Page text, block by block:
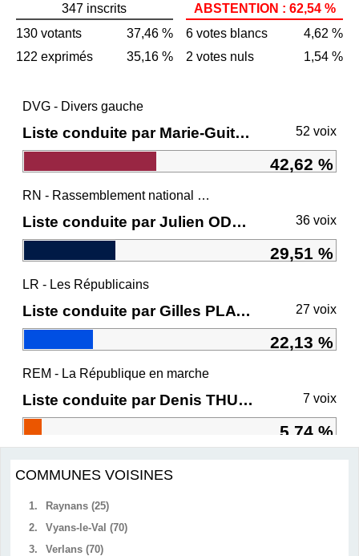
347 inscrits
130 votants
37,46 %
122 exprimés
35,16 %
ABSTENTION : 62,54 %
6 votes blancs
4,62 %
2 votes nuls
1,54 %
DVG - Divers gauche
Liste conduite par Marie-Guite DUFAY 52 voix
42,62 %
RN - Rassemblement national et ses alliés
Liste conduite par Julien ODOUL 36 voix
29,51 %
LR - Les Républicains
Liste conduite par Gilles PLATRET 27 voix
22,13 %
REM - La République en marche
Liste conduite par Denis THURIOT 7 voix
5,74 %
COMMUNES VOISINES
1.
Raynans (25)
2.
Vyans-le-Val (70)
3.
Verlans (70)